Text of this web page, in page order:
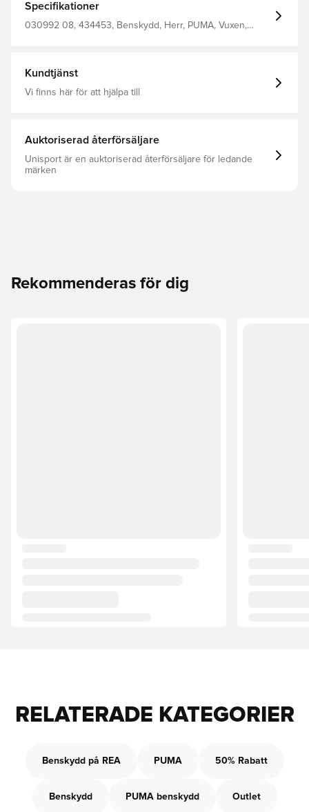
Specifikationer
030992 08, 434453, Benskydd, Herr, PUMA, Vuxen,
Kundtjänst
Vi finns här för att hjälpa till
Auktoriserad återförsäljare
Unisport är en auktoriserad återförsäljare för ledande
märken
Rekommenderas för dig
RELATERADE KATEGORIER
Benskydd på REA PUMA 50% Rabatt
Benskydd PUMA benskydd Outlet